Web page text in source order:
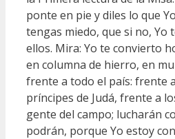
ponte en pie y diles lo que
tengas miedo, que si no, Yo
ellos. Mira: Yo te convierto
en columna de hierro, en
frente a todo el país: frente
príncipes de Judá, frente a
gente del campo; lucharán
podrán, porque Yo estoy